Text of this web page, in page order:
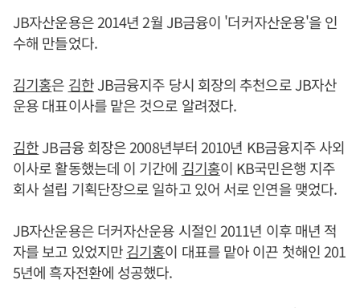
JB자산운용은 2014년 2월 JB금융이 '더커자산운용'을 인
수해 만들었다.
김기홍은 김한JB금융지주 당시 회장의 추천으로 JB자산
운용 대표이사를 맡은 것으로 알려졌다.
김한JB금융 회장은 2008년부터 2010년 KB금융지주 사외
이사로 활동했는데 이 기간에 김기홍이 KB국민은행 지주
회사 설립 기획단장으로 일하고 있어 서로 인연을 맺었다.
JB자산운용은 더커자산운용 시절인 2011년 이후 매년 적
자를 보고 있었지만김기홍이 대표를 맡아 이끈 첫해인 201
5년에 흑자전환에 성공했다.